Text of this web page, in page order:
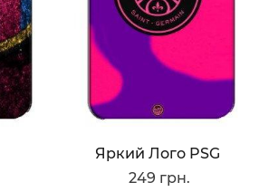
Яркий Лого PSG
249 грн.